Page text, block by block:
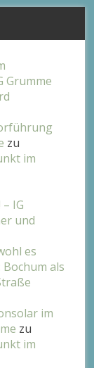
Grumme
zu
im
IG
und
es
Bochum als
im
zu
im